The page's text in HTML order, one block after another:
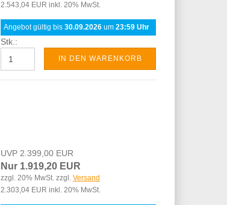
2.543,04 EUR inkl. 20% MwSt.
Angebot gültig bis 30.09.2026 um 23:59 Uhr
Stk.:
IN DEN WARENKORB
UVP 2.399,00 EUR
Nur 1.919,20 EUR
zzgl. 20% MwSt. zzgl. Versand
2.303,04 EUR inkl. 20% MwSt.